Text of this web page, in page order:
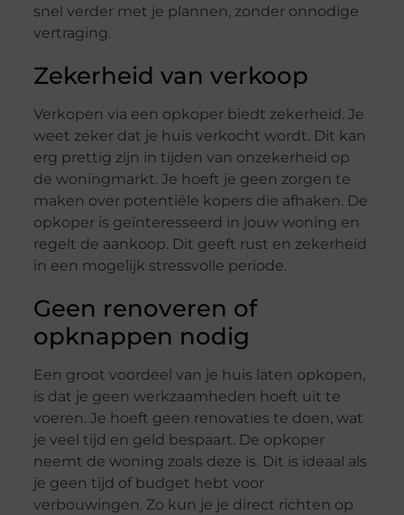
snel verder met je plannen, zonder onnodige
vertraging.
Zekerheid van verkoop
Verkopen via een opkoper biedt zekerheid. Je
weet zeker dat je huis verkocht wordt. Dit kan
erg prettig zijn in tijden van onzekerheid op
de woningmarkt. Je hoeft je geen zorgen te
maken over potentiële kopers die afhaken. De
opkoper is geïnteresseerd in jouw woning en
regelt de aankoop. Dit geeft rust en zekerheid
in een mogelijk stressvolle periode.
Geen renoveren of
opknappen nodig
Een groot voordeel van je huis laten opkopen,
is dat je geen werkzaamheden hoeft uit te
voeren. Je hoeft geen renovaties te doen, wat
je veel tijd en geld bespaart. De opkoper
neemt de woning zoals deze is. Dit is ideaal als
je geen tijd of budget hebt voor
verbouwingen. Zo kun je je direct richten op